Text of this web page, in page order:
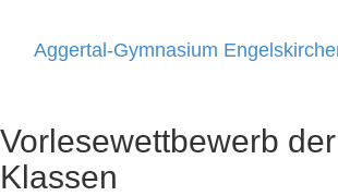
Aggertal-Gymnasium
Vorlesewettbewerb
Klassen